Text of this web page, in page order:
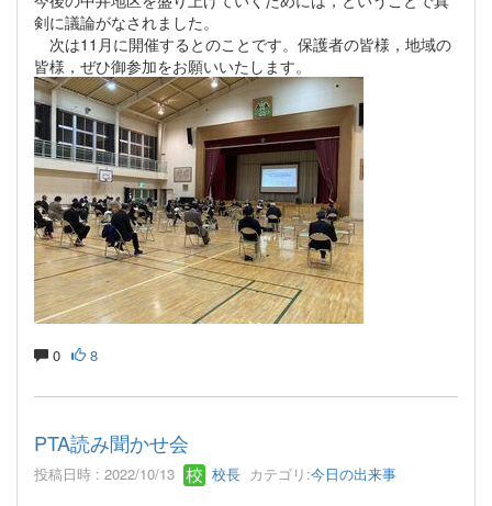
剣に議論がなされました。
次は11月に開催するとのことです。保護者の皆様，地域の
皆様，ぜひ御参加をお願いいたします。
0 8
PTA読み聞かせ会
投稿日時 : 2022/10/13 校長 カテゴリ:今日の出来事